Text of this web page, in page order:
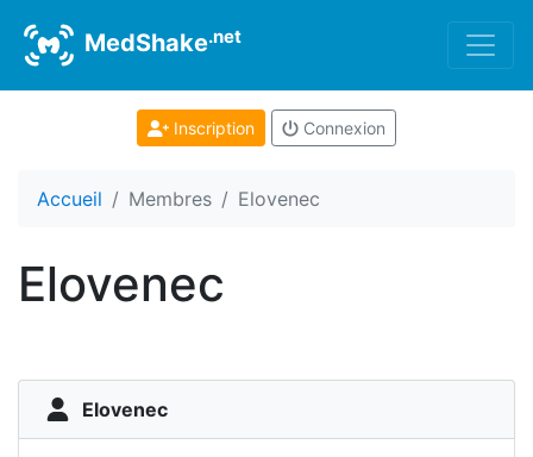
MedShake.net
Inscription Connexion
Accueil Membres Elovenec
Elovenec
Elovenec